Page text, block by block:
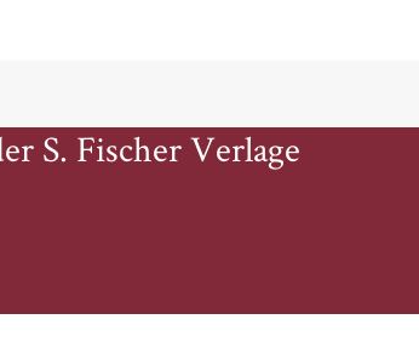
S. Fischer Verlage